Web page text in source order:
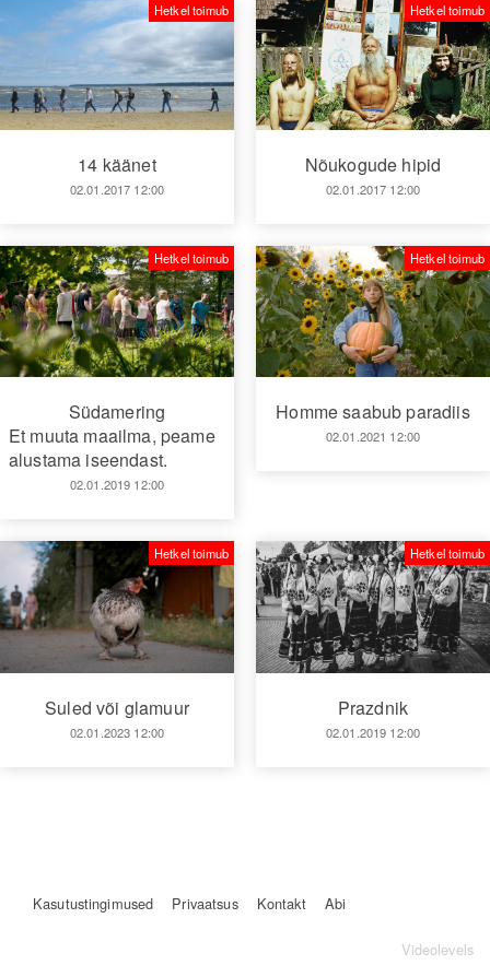
14 käänet
02.01.2017 12:00
Hetkel toimub
Nõukogude hipid
02.01.2017 12:00
Hetkel toimub
Südamering
Et muuta maailma, peame
alustama iseendast.
02.01.2019 12:00
Hetkel toimub
Homme saabub paradiis
02.01.2021 12:00
Hetkel toimub
Suled või glamuur
02.01.2023 12:00
Hetkel toimub
Prazdnik
02.01.2019 12:00
Hetkel toimub
Kasutustingimused Privaatsus Kontakt Abi
Videolevels